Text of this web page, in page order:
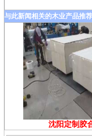
与此新闻相关的木业产品推荐
沈阳定制胶